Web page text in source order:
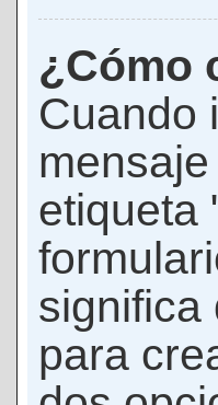
¿Cómo
Cuando
etiqueta
significa
para